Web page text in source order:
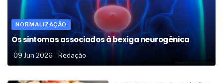
NORMALIZAÇÃO
Os sintomas associados à bexiga neurogênica
09 Jun 2026 Redação